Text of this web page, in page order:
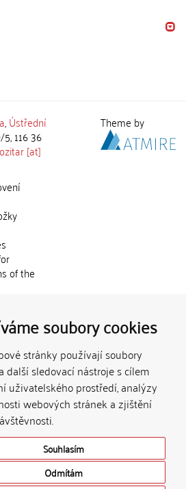
soubory cookies
stránky používají soubory
další sledovací nástroje s cílem
uživatelského prostředí, analýzy
webových stránek a zjištění
Souhlasím
Odmítám
,Ústřední
116 36
[at]
of the
k
jinou
autora.
shall not
of
© 2002-
Theme by